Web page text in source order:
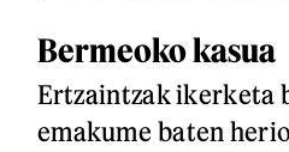
Bermeoko kasua
Ertzaintzak ikerketa
emakume baten